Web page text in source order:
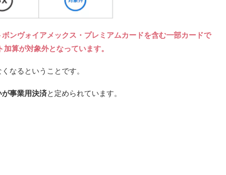
ンヴォイアメックス・プレミアムカードを含む一部カードで
算が対象外となっています。
なるということです。
事業用決済と定められています。